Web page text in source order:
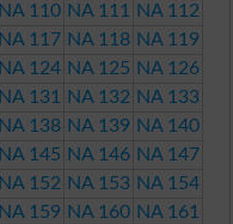
NA 110 NA 111
NA 112
NA 117 NA 118 NA 119
NA 124 NA 125 NA 126
NA 131 NA 132 NA 133
NA 138 NA 139 NA 140
NA 145 NA 146 NA 147
NA 152 NA 153 NA 154
NA 159 NA 160 NA 161